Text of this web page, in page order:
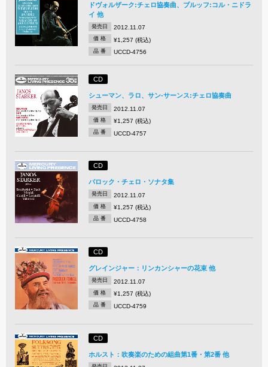
ドヴォルザーク:チェロ協奏曲、ブルッフ:コル・ニドラ
イ 他
発売日 2012.11.07
価 格 ¥1,257 (税込)
品 番 UCCD-4756
CD
シューマン、ラロ、サン-サーンス:チェロ協奏曲
発売日 2012.11.07
価 格 ¥1,257 (税込)
品 番 UCCD-4757
CD
バロック・チェロ・ソナタ集
発売日 2012.11.07
価 格 ¥1,257 (税込)
品 番 UCCD-4758
CD
グレインジャー：リンカンシャーの花束 他
発売日 2012.11.07
価 格 ¥1,257 (税込)
品 番 UCCD-4759
CD
ホルスト：吹奏楽のための組曲第1番・第2番 他